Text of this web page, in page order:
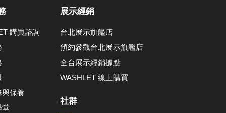
購買諮詢
保養
堂
展示經銷
台北展示旗艦店
預約參觀台北展示旗艦店
全台展示經銷據點
WASHLET 線上購買
社群